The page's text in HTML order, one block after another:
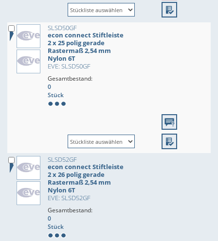
SLSD50GF
econ connect Stiftleiste
2 x 25 polig gerade
Rastermaß 2,54 mm
Nylon 6T
EVE: SLSD50GF
Gesamtbestand:
0
Stück
SLSD52GF
econ connect Stiftleiste
2 x 26 polig gerade
Rastermaß 2,54 mm
Nylon 6T
EVE: SLSD52GF
Gesamtbestand:
0
Stück